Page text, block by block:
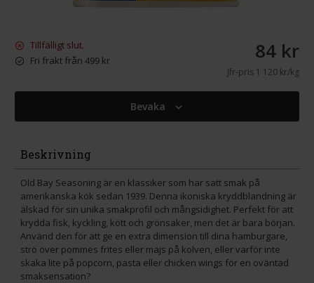
Tillfälligt slut.
Fri frakt från 499 kr
84 kr
Jfr-pris1 120 kr/kg
Bevaka
Beskrivning
Old Bay Seasoning är en klassiker som har satt smak på
amerikanska kök sedan 1939. Denna ikoniska kryddblandning är
älskad för sin unika smakprofil och mångsidighet. Perfekt för att
krydda fisk, kyckling, kött och grönsaker, men det är bara början.
Använd den för att ge en extra dimension till dina hamburgare,
strö över pommes frites eller majs på kolven, eller varför inte
skaka lite på popcorn, pasta eller chicken wings för en oväntad
smaksensation?